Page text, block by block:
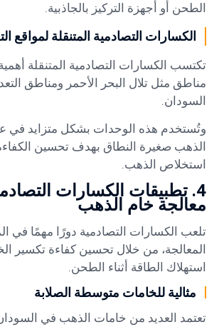
الطحن أو أجهزة التركيز بالجاذبية.
الكسارات التصادمية المتنقلة لمواقع
تكتسب الكسارات التصادمية المتنقلة
مناطق مثل تلال البحر الأحمر ومناطق
السودان.
وتُستخدم هذه الوحدات بشكل متزايد في
الذهب صغيرة النطاق بهدف تحسين
استخلاص الذهب.
4. تطبيقات الكسارات
معالجة خام الذهب
تلعب الكسارات التصادمية دورًا مهمًا في
المعالجة، من خلال تحسين كفاءة تكسير
استهلاك الطاقة أثناء الطحن.
مثالية للخامات متوسطة الصلابة
تعتمد العديد من خامات الذهب في